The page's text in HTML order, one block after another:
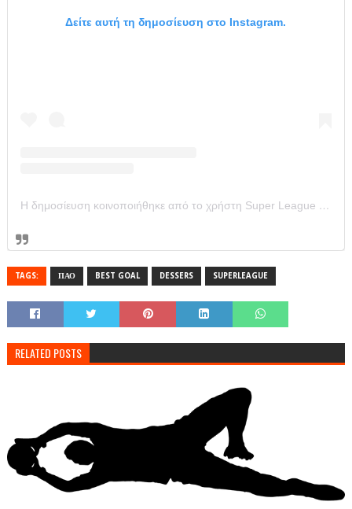
Δείτε αυτή τη δημοσίευση στο Instagram.
Η δημοσίευση κοινοποιήθηκε από το χρήστη Super League Greece (@super_league_gr)
TAGS: ΠΑΟ BEST GOAL DESSERS SUPERLEAGUE
RELATED POSTS